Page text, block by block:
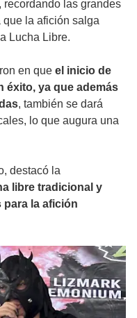
, recordando las grandes
que la afición salga
Lucha Libre.
en que el inicio de
éxito, ya que además
, también se dará
lo que augura una
destacó la
libre tradicional y
la afición